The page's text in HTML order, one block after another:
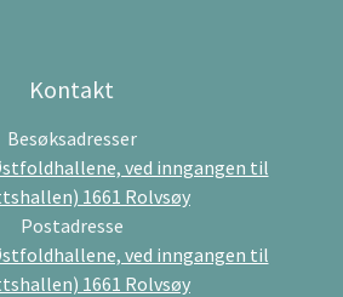
Kontakt
Besøksadresser
ved inngangen til
1661 Rolvsøy
Postadresse
ved inngangen til
1661 Rolvsøy